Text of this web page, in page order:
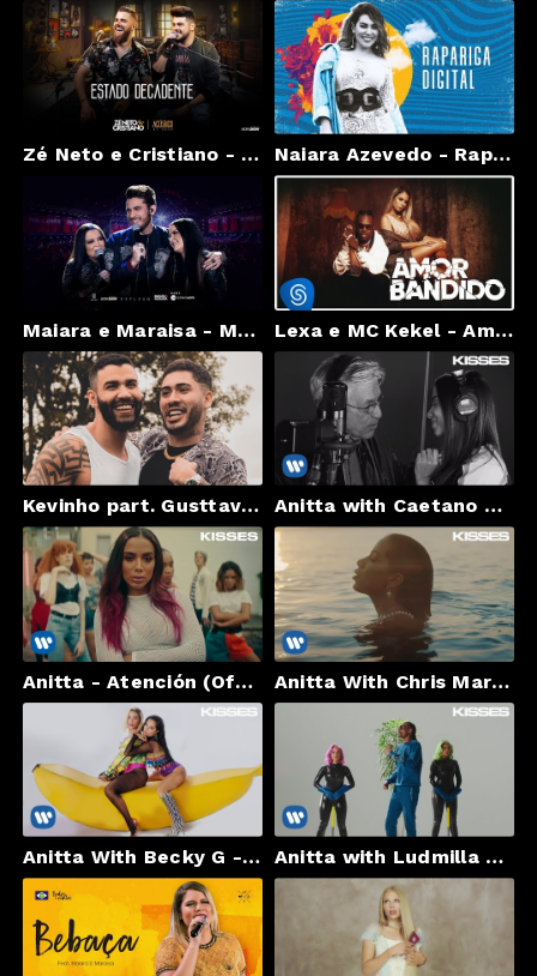
Zé Neto e Cristiano - ESTADO DECADENTE - EP Acústico De Novo Naiara Azevedo - Rapariga Digital - DVD #NaiaraSunrise
Maiara e Maraisa - Meu, Dele, Nosso part. Gustavo Mioto - DVD Reflexo Lexa e MC Kekel - Amor Bandido (Clipe Oficial)
Kevinho part. Gusttavo Lima - Salvou meu dia (Videoclipe Oficial) Anitta with Caetano Veloso - Você Mentiu (Official Music Video)
Anitta - Atención (Official Music Video) Anitta With Chris Marshall - Tu Y Yo (Official Music Video)
Anitta With Becky G - Banana (Official Music Video) Anitta with Ludmilla and Snoop Dogg feat. Papatinho - Onda Diferente (Official Music Video)